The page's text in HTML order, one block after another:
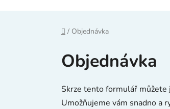
Domů
/ Objednávka
Objednávka
Skrze tento formulář můžete
Umožňujeme vám snadno a